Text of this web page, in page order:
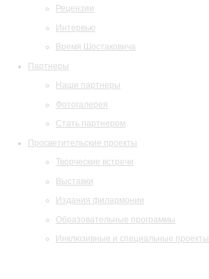
Рецензии
Интервью
Время Шостаковича
Партнеры
Наши партнеры
Фотогалерея
Стать партнером
Просветительские проекты
Творческие встречи
Выставки
Издания филармонии
Образовательные программы
Инклюзивные и специальные проекты